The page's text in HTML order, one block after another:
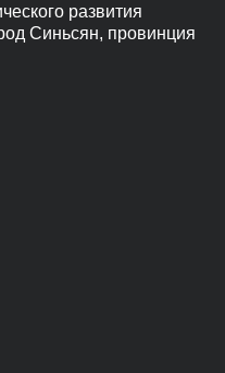
развития
Синьсян, провинция